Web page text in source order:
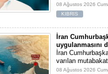
08 Ağustos 2026
KIBRIS
İran
uygulanmasını
İran
varılan
08 Ağustos 2026